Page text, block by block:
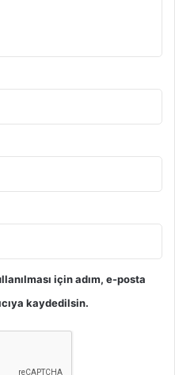
için adım, e-posta
kaydedilsin.